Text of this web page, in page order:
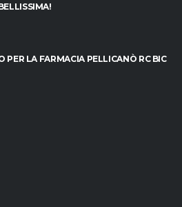
PER LA FARMACIA PELLICANÒ RC BIC